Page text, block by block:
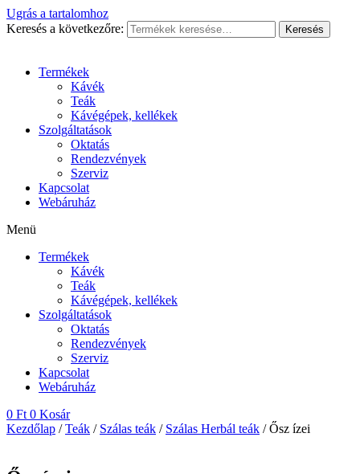
Ugrás a tartalomhoz
Keresés a következőre:
Keresés
Termékek
Kávék
Teák
Kávégépek, kellékek
Szolgáltatások
Oktatás
Rendezvények
Szerviz
Kapcsolat
Webáruház
Menü
Termékek
Kávék
Teák
Kávégépek, kellékek
Szolgáltatások
Oktatás
Rendezvények
Szerviz
Kapcsolat
Webáruház
0 Ft 0 Kosár
Kezdőlap /Teák / Szálas teák / Szálas Herbál teák / Ősz ízei